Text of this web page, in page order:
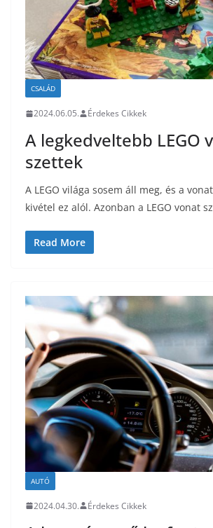
CSALÁD
2024.06.05. Érdekes Cikkek
A legkedveltebb LEGO
szettek
A LEGO világa sosem áll meg, és a
kivétel ez alól. Azonban a LEGO vonat
Read More
AUTÓ
2024.04.30. Érdekes Cikkek